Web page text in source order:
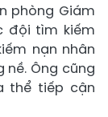
phòng Giám
đội tìm kiếm
nạn nhân
nề. Ông cũng
thể tiếp cận